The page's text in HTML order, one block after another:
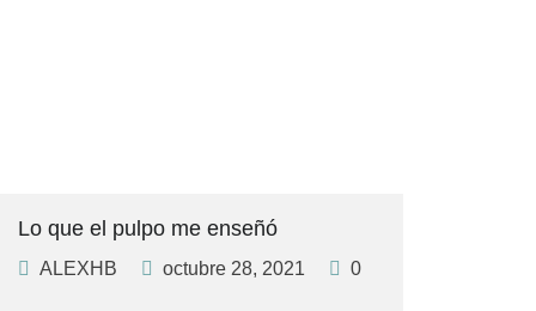
Lo que el pulpo me enseñó
ALEXHB octubre 28, 2021 0